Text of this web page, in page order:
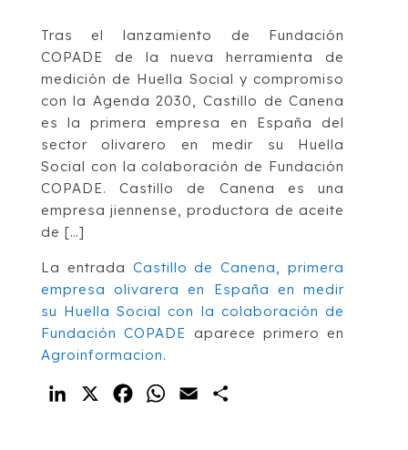
Tras el lanzamiento de Fundación
COPADE de la nueva herramienta de
medición de Huella Social y compromiso
con la Agenda 2030, Castillo de Canena
es la primera empresa en España del
sector olivarero en medir su Huella
Social con la colaboración de Fundación
COPADE. Castillo de Canena es una
empresa jiennense, productora de aceite
de […]
La entrada Castillo de Canena, primera
empresa olivarera en España en medir
su Huella Social con la colaboración de
Fundación COPADE aparece primero en
Agroinformacion.
LinkedIn FacebookWhatsApp
Email